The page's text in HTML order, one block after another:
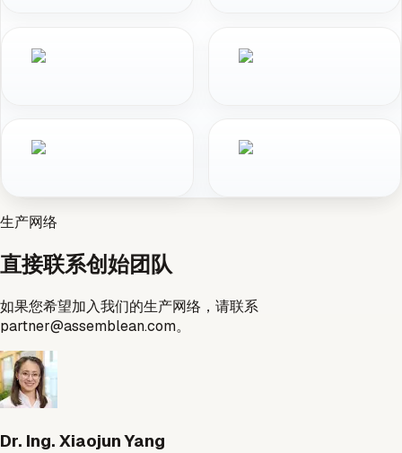
生产网络
直接联系创始团队
如果您希望加入我们的生产网络，请联系
partner@assemblean.com。
Dr. Ing. Xiaojun Yang